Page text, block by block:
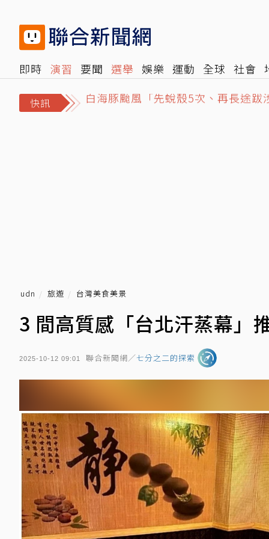
即時 演習 要聞 選舉 娛樂 運動 全球 社會
快訊
白海豚颱風「先蛻殼5次、再長途跋
Google Chrome終於可看Netflix
udn 旅遊 台灣美食美景
3 間高質感「台北汗蒸幕」
2025-10-12 09:01 聯合新聞網／七分之二的探索